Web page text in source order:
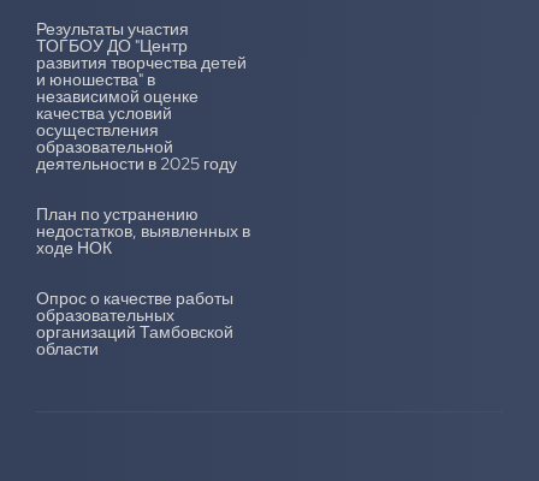
Результаты участия
ТОГБОУ ДО "Центр
развития творчества детей
и юношества" в
независимой оценке
качества условий
осуществления
образовательной
деятельности в 2025 году
План по устранению
недостатков, выявленных в
ходе НОК
Опрос о качестве работы
образовательных
организаций Тамбовской
области